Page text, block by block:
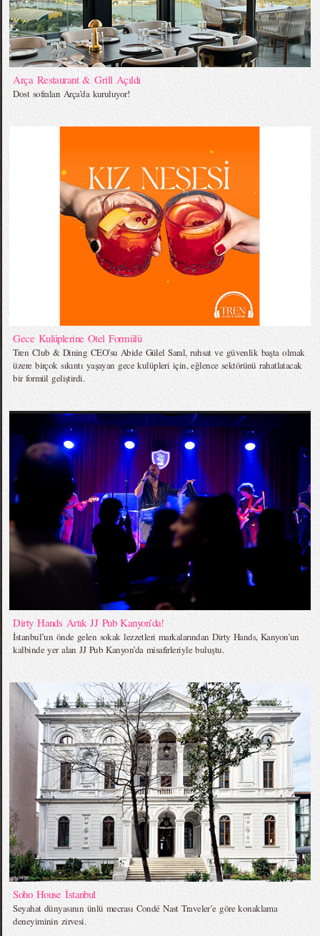
Arça Restaurant & Grill Açıldı
Dost sofraları Arça’da kuruluyor!
Gece Kulüplerine Otel Formülü
Tren Club & Dining CEO’su Abide Gülel Saral, ruhsat ve güvenlik başta olmak
üzere birçok sıkıntı yaşayan gece kulüpleri için, eğlence sektörünü rahatlatacak
bir formül geliştirdi.
Dirty Hands Artık JJ Pub Kanyon’da!
İstanbul’un önde gelen sokak lezzetleri markalarından Dirty Hands, Kanyon’un
kalbinde yer alan JJ Pub Kanyon’da misafirleriyle buluştu.
Soho House İstanbul
Seyahat dünyasının ünlü mecrası Condé Nast Traveler’e göre konaklama
deneyiminin zirvesi.